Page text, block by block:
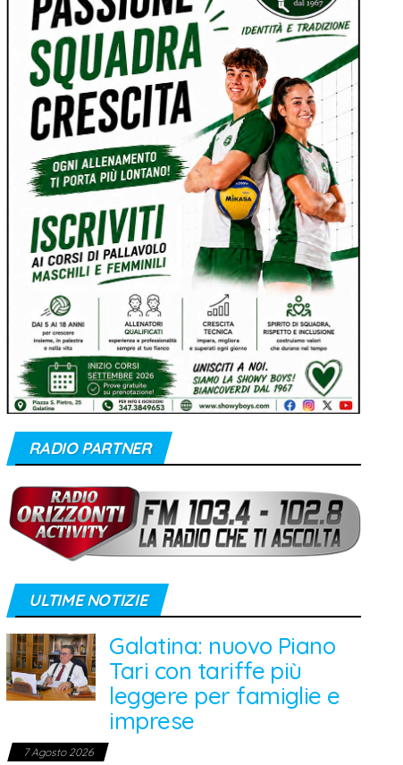
RADIO PARTNER
ULTIME NOTIZIE
Galatina: nuovo Piano
Tari con tariffe più
leggere per famiglie e
imprese
7 Agosto 2026